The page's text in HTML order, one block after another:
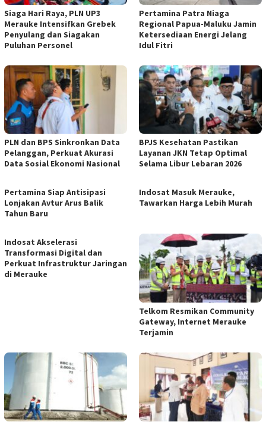
Siaga Hari Raya, PLN UP3
Merauke Intensifkan Grebek
Penyulang dan Siagakan
Puluhan Personel
Pertamina Patra Niaga
Regional Papua-Maluku Jamin
Ketersediaan Energi Jelang
Idul Fitri
PLN dan BPS Sinkronkan Data
Pelanggan, Perkuat Akurasi
Data Sosial Ekonomi Nasional
BPJS Kesehatan Pastikan
Layanan JKN Tetap Optimal
Selama Libur Lebaran 2026
Pertamina Siap Antisipasi
Lonjakan Avtur Arus Balik
Tahun Baru
Indosat Masuk Merauke,
Tawarkan Harga Lebih Murah
Indosat Akselerasi
Transformasi Digital dan
Perkuat Infrastruktur Jaringan
di Merauke
Telkom Resmikan Community
Gateway, Internet Merauke
Terjamin